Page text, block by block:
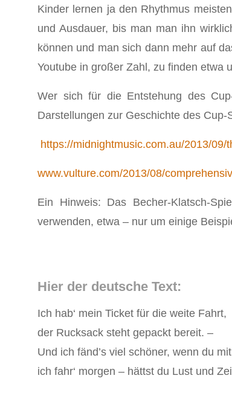
Kinder lernen ja den Rhythmus
und Ausdauer, bis man man ihn
können und man sich dann mehr auf
Youtube in großer Zahl, zu finden etwa
Wer sich für die Entstehung des
Darstellungen zur Geschichte des
https://midnightmusic.com.au/2013/
www.vulture.com/2013/08/
Ein Hinweis: Das Becher-Klatsch-
verwenden, etwa – nur um einige
Hier der deutsche Text:
Ich hab‘ mein Ticket für die weite Fahrt,
der Rucksack steht gepackt bereit. ‒
Und ich fänd’s viel schöner, wenn du
ich fahr‘ morgen ‒ hättst du Lust und